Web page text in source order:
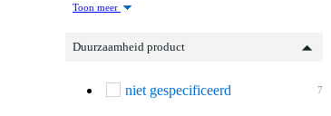
Toon meer
Duurzaamheid product
7
niet gespecificeerd